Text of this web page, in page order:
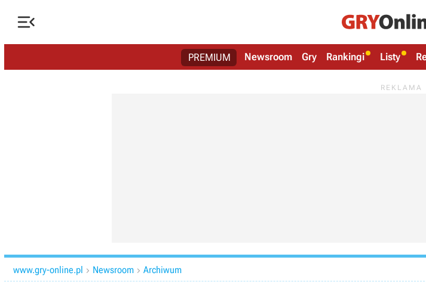

PREMIUM Newsroom Gry Rankingi Listy
www.gry-online.pl  Newsroom  Archiwum